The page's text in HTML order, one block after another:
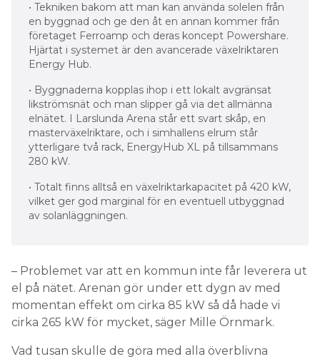
• Tekniken bakom att man kan använda solelen från
en byggnad och ge den åt en annan kommer från
företaget Ferroamp och deras koncept Powershare.
Hjärtat i systemet är den avancerade växelriktaren
Energy Hub.
• Byggnaderna kopplas ihop i ett lokalt avgränsat
likströmsnät och man slipper gå via det allmänna
elnätet. I Larslunda Arena står ett svart skåp, en
masterväxelriktare, och i simhallens elrum står
ytterligare två rack, EnergyHub XL på tillsammans
280 kW.
• Totalt finns alltså en växelriktarkapacitet på 420 kW,
vilket ger god marginal för en eventuell utbyggnad
av solanläggningen.
– Problemet var att en kommun inte får leverera ut
el på nätet. Arenan gör under ett dygn av med
momentan effekt om cirka 85 kW så då hade vi
cirka 265 kW för mycket, säger Mille Örnmark.
Vad tusan skulle de göra med alla överblivna